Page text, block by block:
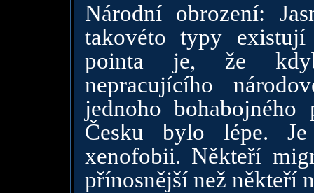
Národní obrození:
takovéto typy
pointa je, že
nepracujícího
jednoho
Česku bylo lépe.
xenofobii. Někteří
přínosnější než někteří